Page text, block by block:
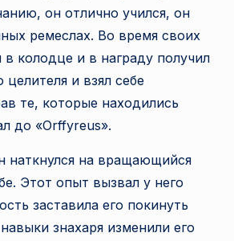
е
т
а
он отлично учился, он
ремеслах. Во время своих
колодце и в награду получил
и взял себе
те, которые находились
до «Orffyreus».
наткнулся на вращающийся
Этот опыт вызвал у него
заставила его покинуть
знахаря изменили его